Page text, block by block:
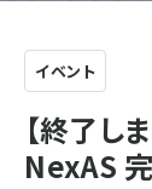
イベント
【終了し
NexAS